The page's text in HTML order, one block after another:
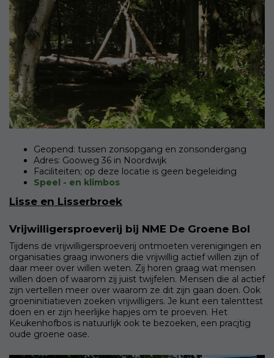
Geopend: tussen zonsopgang en zonsondergang
Adres: Gooweg 36 in Noordwijk
Faciliteiten; op deze locatie is geen begeleiding
Speel - en klimbos
Lisse en Lisserbroek
Vrijwilligersproeverij bij NME De Groene Bol
Tijdens de vrijwilligersproeverij ontmoeten verenigingen en
organisaties graag inwoners die vrijwillig actief willen zijn of
daar meer over willen weten. Zij horen graag wat mensen
willen doen of waarom zij juist twijfelen. Mensen die al actief
zijn vertellen meer over waarom ze dit zijn gaan doen. Ook
groeninitiatieven zoeken vrijwilligers. Je kunt een talenttest
doen en er zijn heerlijke hapjes om te proeven. Het
Keukenhofbos is natuurlijk ook te bezoeken, een pracjtig
oude groene oase.